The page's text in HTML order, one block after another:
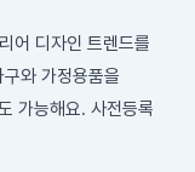
어 디자인 트렌드를
와 가정용품을
가능해요. 사전등록